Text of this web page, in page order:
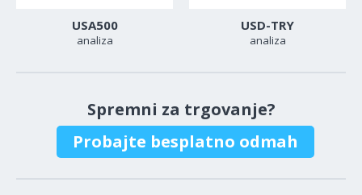
USA500
analiza
USD-TRY
analiza
Spremni za trgovanje?
Probajte besplatno odmah